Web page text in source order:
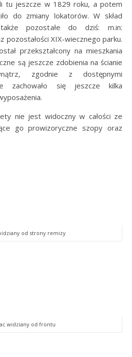
tu jeszcze w 1829 roku, a potem
do zmiany lokatorów. W skład
pozostałe do dziś: m.in:
pozostałości XIX-wiecznego parku.
przekształcony na mieszkania
są jeszcze zdobienia na ścianie
zgodnie z dostępnymi
zachowało się jeszcze kilka
nie jest widoczny w całości ze
go prowizoryczne szopy oraz
od strony remizy
widziany od frontu